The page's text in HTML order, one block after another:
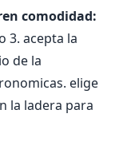
comodidad:
3. acepta la
de la
elige
la ladera para